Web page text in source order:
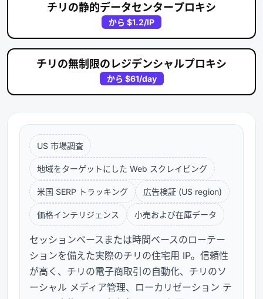
チリの静的データセンタープロキシ
から $1.2/IP
チリの無制限のレジデンシャルプロキシ
から $61/day
US 市場調査
地域をターゲットにした Web スクレイピング
米国 SERP トラッキング 広告検証 (US region)
価格インテリジェンス 小売および在庫データ
セッションベースまたは時間ベースのローテー
ションを備えた実際のチリの住宅用 IP。信頼性
が高く、チリの電子商取引の自動化、チリのソ
ーシャル メディア管理、ローカリゼーション テ